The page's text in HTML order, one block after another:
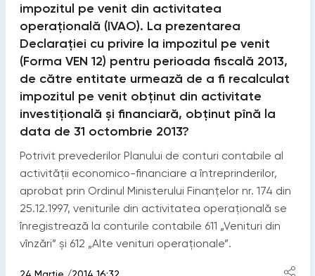
impozitul pe venit din activitatea
operațională (IVAO). La prezentarea
Declarației cu privire la impozitul pe venit
(Forma VEN 12) pentru perioada fiscală 2013,
de către entitate urmează de a fi recalculat
impozitul pe venit obținut din activitate
investițională și financiară, obținut pînă la
data de 31 octombrie 2013?
Potrivit prevederilor Planului de conturi contabile al
activităţii economico-financiare a întreprinderilor,
aprobat prin Ordinul Ministerului Finanţelor nr. 174 din
25.12.1997, veniturile din activitatea operaţională se
înregistrează la conturile contabile 611 „Venituri din
vînzări” şi 612 „Alte venituri operaţionale”.